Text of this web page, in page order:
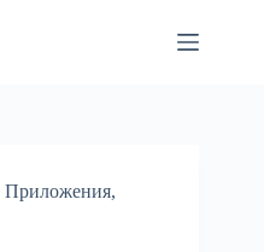
Приложения,